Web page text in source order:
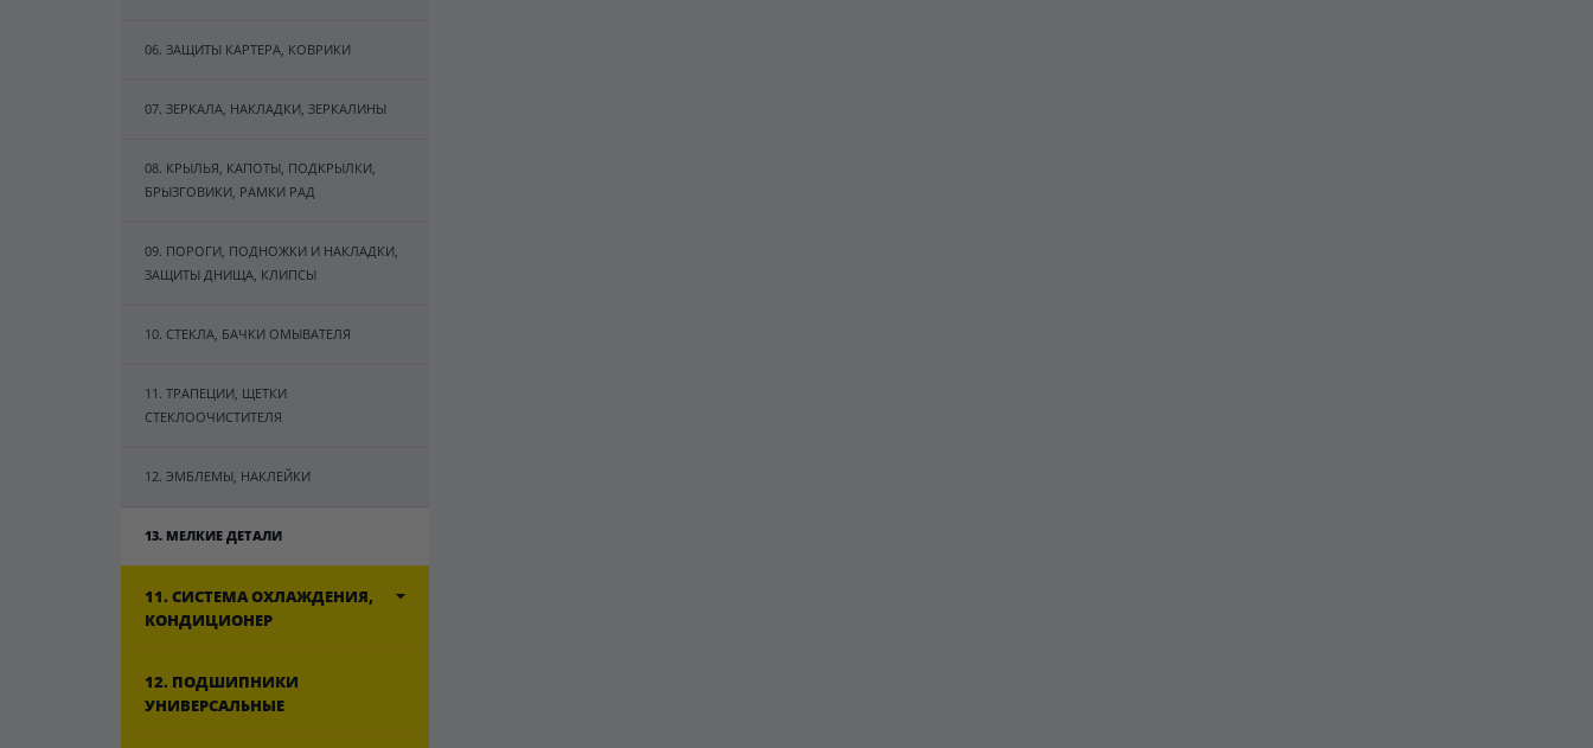
06. ЗАЩИТЫ КАРТЕРА, КОВРИКИ
07. ЗЕРКАЛА, НАКЛАДКИ, ЗЕРКАЛИНЫ
08. КРЫЛЬЯ, КАПОТЫ, ПОДКРЫЛКИ,
БРЫЗГОВИКИ, РАМКИ РАД
09. ПОРОГИ, ПОДНОЖКИ И НАКЛАДКИ,
ЗАЩИТЫ ДНИЩА, КЛИПСЫ
10. СТЕКЛА, БАЧКИ ОМЫВАТЕЛЯ
11. ТРАПЕЦИИ, ЩЕТКИ
СТЕКЛООЧИСТИТЕЛЯ
12. ЭМБЛЕМЫ, НАКЛЕЙКИ
13. МЕЛКИЕ ДЕТАЛИ
11. СИСТЕМА ОХЛАЖДЕНИЯ,
КОНДИЦИОНЕР
12. ПОДШИПНИКИ
УНИВЕРСАЛЬНЫЕ